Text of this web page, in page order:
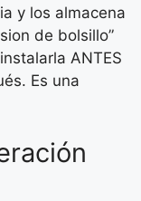
y los almacena
de bolsillo”
ANTES
Es una